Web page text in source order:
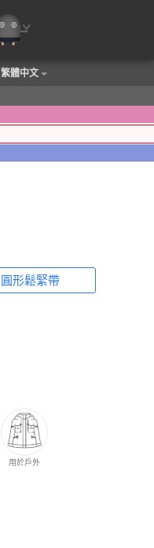
繁體中文
圓形鬆緊帶
用於戶外